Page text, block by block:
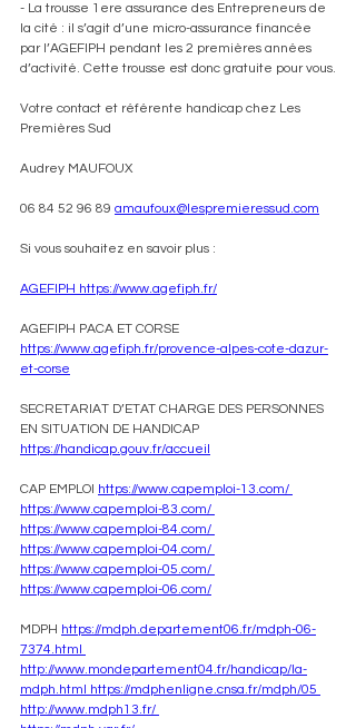
- La trousse 1ere assurance des Entrepreneurs de
la cité : il s’agit d’une micro-assurance financée
par l’AGEFIPH pendant les 2 premières années
d’activité. Cette trousse est donc gratuite pour vous.
Votre contact et référente handicap chez Les
Premières Sud
Audrey MAUFOUX
06 84 52 96 89 amaufoux@lespremieressud.com
Si vous souhaitez en savoir plus :
AGEFIPH https://www.agefiph.fr/
AGEFIPH PACA ET CORSE
https://www.agefiph.fr/provence-alpes-cote-dazur-
et-corse
SECRETARIAT D’ETAT CHARGE DES PERSONNES
EN SITUATION DE HANDICAP
https://handicap.gouv.fr/accueil
CAP EMPLOI
https://www.capemploi-13.com/
https://www.capemploi-83.com/
https://www.capemploi-84.com/
https://www.capemploi-04.com/
https://www.capemploi-05.com/
https://www.capemploi-06.com/
MDPH https://mdph.departement06.fr/mdph-06-
7374.html
http://www.mondepartement04.fr/handicap/la-
mdph.html
https://mdphenligne.cnsa.fr/mdph/05
http://www.mdph13.fr/